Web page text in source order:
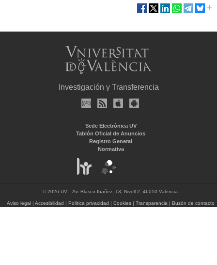
Investigación y Transferencia
Sede Electrónica UV
Tablón Oficial de Anuncios
Registro General
Normativa
© 2026 UV. - Av. Blasco Ibañez, 13, Nivell 2. 46010 Valencia.
Aviso legal |Accesibilidad |Política privacidad |Cookies |Transparencia |Buzón de contacto